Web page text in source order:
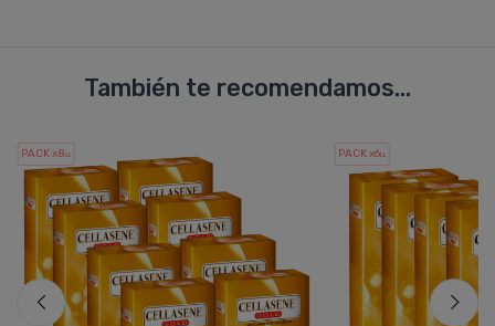
También te recomendamos...
PACK x8u. PACK x6u.